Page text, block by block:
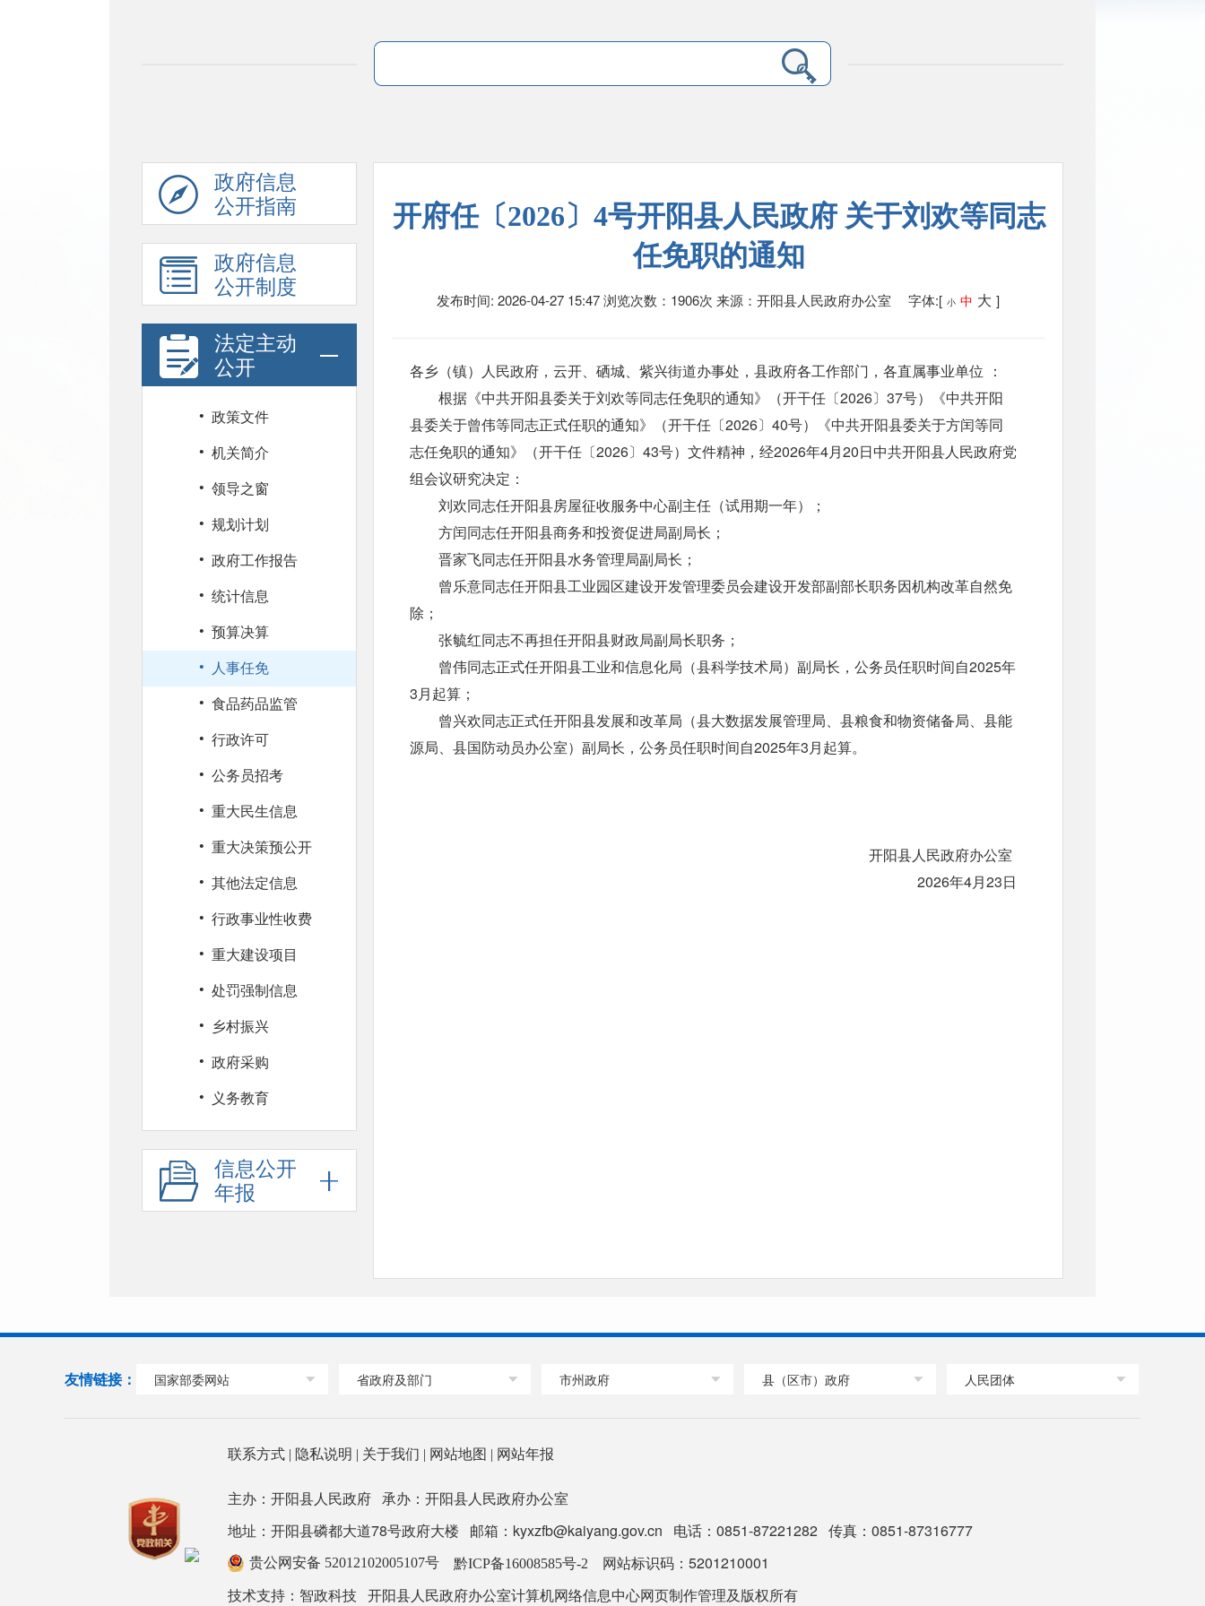
政府信息
公开指南
政府信息
公开制度
法定主动
公开
· 政策文件
· 机关简介
· 领导之窗
· 规划计划
· 政府工作报告
· 统计信息
· 预算决算
· 人事任免
· 食品药品监管
· 行政许可
· 公务员招考
· 重大民生信息
· 重大决策预公开
· 其他法定信息
· 行政事业性收费
· 重大建设项目
· 处罚强制信息
· 乡村振兴
· 政府采购
· 义务教育
信息公开
年报
开府任〔2026〕4号开阳县人民政府 关于刘欢等同志
任免职的通知
发布时间: 2026-04-27 15:47浏览次数：1906次 来源：开阳县人民政府办公室 字体:[ 小 中 大 ]
各乡（镇）人民政府，云开、硒城、紫兴街道办事处，县政府各工作部门，各直属事业单位 ：
根据《中共开阳县委关于刘欢等同志任免职的通知》（开干任〔2026〕37号）《中共开阳
县委关于曾伟等同志正式任职的通知》（开干任〔2026〕40号）《中共开阳县委关于方闰等同
志任免职的通知》（开干任〔2026〕43号）文件精神，经2026年4月20日中共开阳县人民政府党
组会议研究决定：
刘欢同志任开阳县房屋征收服务中心副主任（试用期一年）；
方闰同志任开阳县商务和投资促进局副局长；
晋家飞同志任开阳县水务管理局副局长；
曾乐意同志任开阳县工业园区建设开发管理委员会建设开发部副部长职务因机构改革自然免
除；
张毓红同志不再担任开阳县财政局副局长职务；
曾伟同志正式任开阳县工业和信息化局（县科学技术局）副局长，公务员任职时间自2025年
3月起算；
曾兴欢同志正式任开阳县发展和改革局（县大数据发展管理局、县粮食和物资储备局、县能
源局、县国防动员办公室）副局长，公务员任职时间自2025年3月起算。
开阳县人民政府办公室
2026年4月23日
友情链接： 国家部委网站 省政府及部门 市州政府 县（区市）政府 人民团体
联系方式 | 隐私说明 | 关于我们 | 网站地图 | 网站年报
主办：开阳县人民政府 承办：开阳县人民政府办公室
地址：开阳县磷都大道78号政府大楼 邮箱：kyxzfb@kaiyang.gov.cn 电话：0851-87221282 传真：0851-87316777
贵公网安备 52012102005107号 黔ICP备16008585号-2
网站标识码：5201210001
技术支持： 智政科技 开阳县人民政府办公室计算机网络信息中心网页制作管理及版权所有